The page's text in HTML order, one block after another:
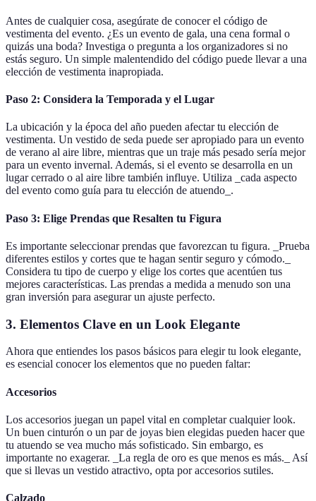
Antes de cualquier cosa, asegúrate de conocer el código de
vestimenta del evento. ¿Es un evento de gala, una cena formal o
quizás una boda? Investiga o pregunta a los organizadores si no
estás seguro. Un simple malentendido del código puede llevar a una
elección de vestimenta inapropiada.
Paso 2: Considera la Temporada y el Lugar
La ubicación y la época del año pueden afectar tu elección de
vestimenta. Un vestido de seda puede ser apropiado para un evento
de verano al aire libre, mientras que un traje más pesado sería mejor
para un evento invernal. Además, si el evento se desarrolla en un
lugar cerrado o al aire libre también influye. Utiliza _cada aspecto
del evento como guía para tu elección de atuendo_.
Paso 3: Elige Prendas que Resalten tu Figura
Es importante seleccionar prendas que favorezcan tu figura. _Prueba
diferentes estilos y cortes que te hagan sentir seguro y cómodo._
Considera tu tipo de cuerpo y elige los cortes que acentúen tus
mejores características. Las prendas a medida a menudo son una
gran inversión para asegurar un ajuste perfecto.
3. Elementos Clave en un Look Elegante
Ahora que entiendes los pasos básicos para elegir tu look elegante,
es esencial conocer los elementos que no pueden faltar:
Accesorios
Los accesorios juegan un papel vital en completar cualquier look.
Un buen cinturón o un par de joyas bien elegidas pueden hacer que
tu atuendo se vea mucho más sofisticado. Sin embargo, es
importante no exagerar. _La regla de oro es que menos es más._ Así
que si llevas un vestido atractivo, opta por accesorios sutiles.
Calzado